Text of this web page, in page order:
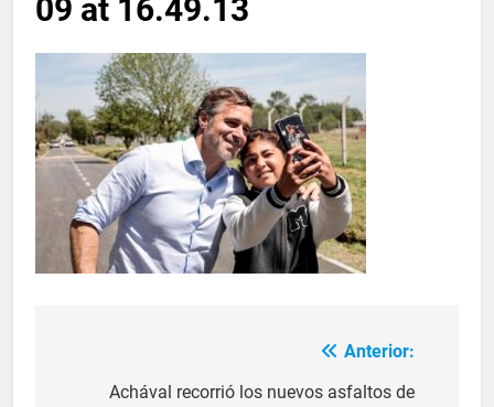
09 at 16.49.13
Anterior:
Achával recorrió los nuevos asfaltos de